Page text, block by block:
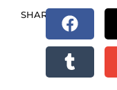
SHARE.